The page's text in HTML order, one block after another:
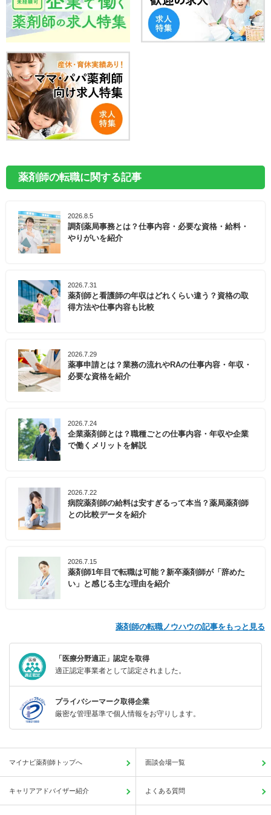
薬剤師の転職に関する記事
2026.8.5
調剤薬局事務とは？仕事内容・必要な資格・給料・
やりがいを紹介
2026.7.31
薬剤師と看護師の年収はどれくらい違う？資格の取
得方法や仕事内容も比較
2026.7.29
薬事申請とは？業務の流れやRAの仕事内容・年収・
必要な資格を紹介
2026.7.24
企業薬剤師とは？職種ごとの仕事内容・年収や企業
で働くメリットを解説
2026.7.22
病院薬剤師の給料は安すぎるって本当？薬局薬剤師
との比較データを紹介
2026.7.15
薬剤師1年目で転職は可能？新卒薬剤師が「辞めた
い」と感じる主な理由を紹介
薬剤師の転職ノウハウの記事をもっと見る
「医療分野適正」認定を取得
適正認定事業者として認定されました。
プライバシーマーク取得企業
厳密な管理基準で個人情報をお守りします。
マイナビ薬剤師トップへ 面談会場一覧
キャリアアドバイザー紹介 よくある質問